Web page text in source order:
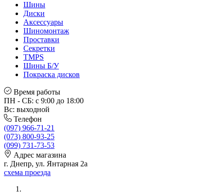
Шины
Диски
Аксессуары
Шиномонтаж
Проставки
Секретки
TMPS
Шины Б/У
Покраска дисков
Время работы
ПН - СБ: с 9:00 до 18:00
Вс: выходной
Телефон
(097) 966-71-21
(073) 800-93-25
(099) 731-73-53
Адрес магазина
г. Днепр, ул. Янтарная 2а
схема проезда